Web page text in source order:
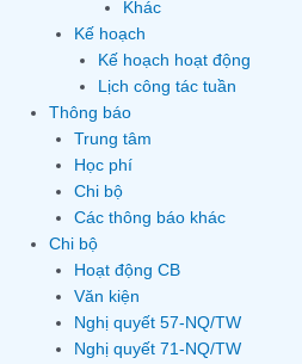
Khác
Kế hoạch
Kế hoạch hoạt động
Lịch công tác tuần
Thông báo
Trung tâm
Học phí
Chi bộ
Các thông báo khác
Chi bộ
Hoạt động CB
Văn kiện
Nghị quyết 57-NQ/TW
Nghị quyết 71-NQ/TW